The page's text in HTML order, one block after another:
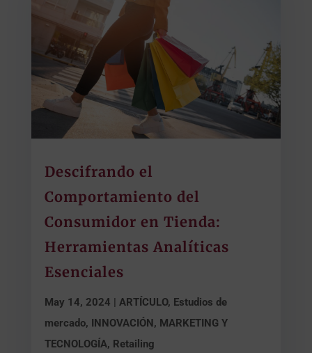
Descifrando el
Comportamiento del
Consumidor en Tienda:
Herramientas Analíticas
Esenciales
May 14, 2024 | ARTÍCULO, Estudios de
mercado, INNOVACIÓN, MARKETING Y
TECNOLOGÍA, Retailing